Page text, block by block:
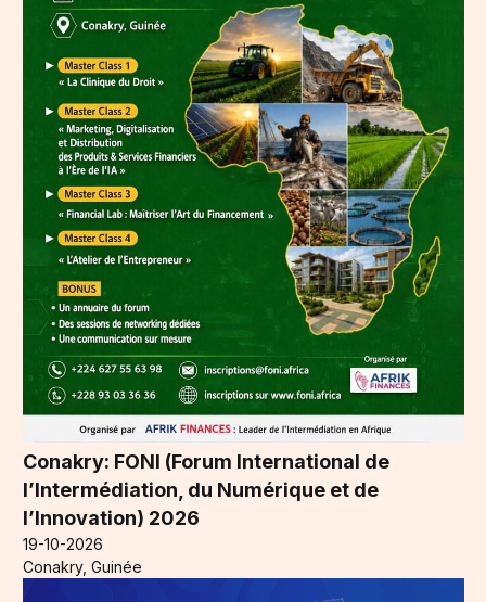
Conakry: FONI (Forum International de
l’Intermédiation, du Numérique et de
l’Innovation) 2026
19-10-2026
Conakry, Guinée